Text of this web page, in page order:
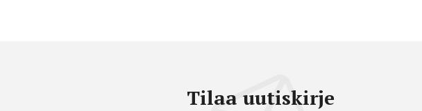
Tilaa uutiskirje